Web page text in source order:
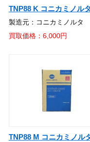
TNP88 K コニカミノルタ
製造元：コニカミノルタ
買取価格：6,000円
TNP88 M コニカミノル